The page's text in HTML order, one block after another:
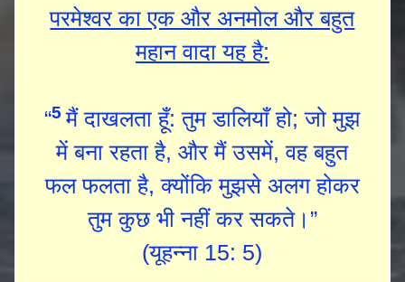
परमेश्‍वर का एक और अनमोल और बहुत
महान वादा यह है:
“5मैं दाखलता हूँ: तुम डालियाँ हो; जो मुझ
में बना रहता है, और मैं उसमें, वह बहुत
फल फलता है, क्योंकि मुझसे अलग होकर
तुम कुछ भी नहीं कर सकते।”
(यूहन्ना 15: 5)